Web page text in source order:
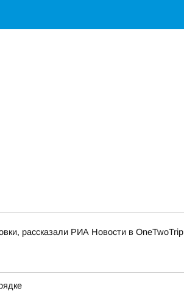
рассказали РИА Новости в OneTwoTrip